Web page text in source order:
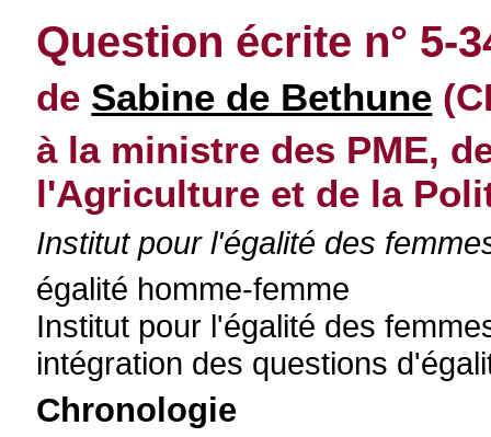
Question écrite n° 5-
de Sabine de Bethune
à la ministre des PME,
l'Agriculture et de la
Institut pour l'égalité des
égalité homme-femme
Institut pour l'égalité des
intégration des questions
Chronologie